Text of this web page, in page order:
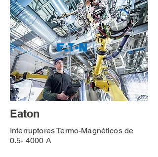
Eaton
Interruptores Termo-Magnéticos de
0.5- 4000 A